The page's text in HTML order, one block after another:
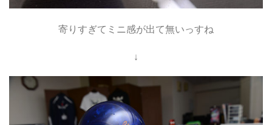
寄りすぎてミニ感が出て無いっすね
↓